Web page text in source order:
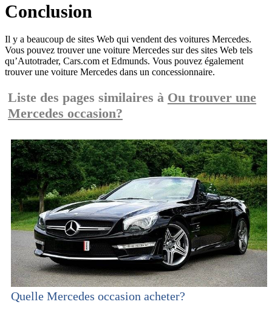
Conclusion
Il y a beaucoup de sites Web qui vendent des voitures Mercedes.
Vous pouvez trouver une voiture Mercedes sur des sites Web tels
qu’Autotrader, Cars.com et Edmunds. Vous pouvez également
trouver une voiture Mercedes dans un concessionnaire.
Liste des pages similaires à Ou trouver une
Mercedes occasion?
Quelle Mercedes occasion acheter?